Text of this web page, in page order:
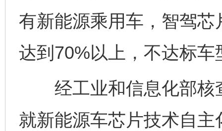
有新能源乘用车，智驾
达到70%以上，不达标车
经工业和信息化部核
就新能源车芯片技术自主